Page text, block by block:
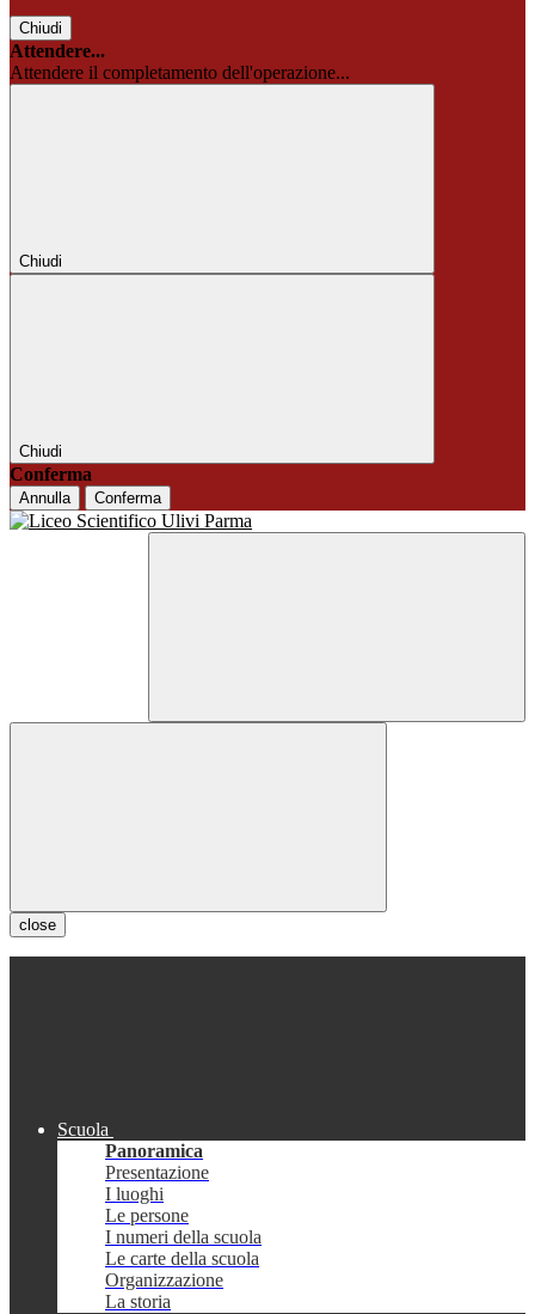
Chiudi
Attendere...
Attendere il completamento dell'operazione...
Chiudi
Chiudi
Conferma
Annulla Conferma
close
Scuola
Panoramica
Presentazione
I luoghi
Le persone
I numeri della scuola
Le carte della scuola
Organizzazione
La storia